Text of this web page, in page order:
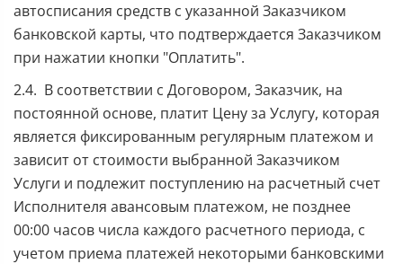
автосписания средств с указанной Заказчиком
банковской карты, что подтверждается Заказчиком
при нажатии кнопки "Оплатить".
2.4. В соответствии с Договором, Заказчик, на
постоянной основе, платит Цену за Услугу, которая
является фиксированным регулярным платежом и
зависит от стоимости выбранной Заказчиком
Услуги и подлежит поступлению на расчетный счет
Исполнителя авансовым платежом, не позднее
00:00 часов числа каждого расчетного периода, с
учетом приема платежей некоторыми банковскими